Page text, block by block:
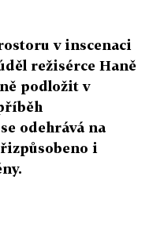
v inscenaci
režisérce Haně
podložit v
odehrává na
i